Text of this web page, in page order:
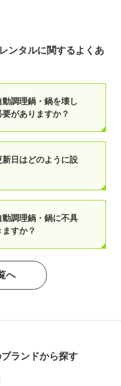
ンタルに関するよくあ
調理鍋・鍋を壊し
がありますか？
日はどのように設
調理鍋・鍋に不具
すか？
へ
ランドから探す